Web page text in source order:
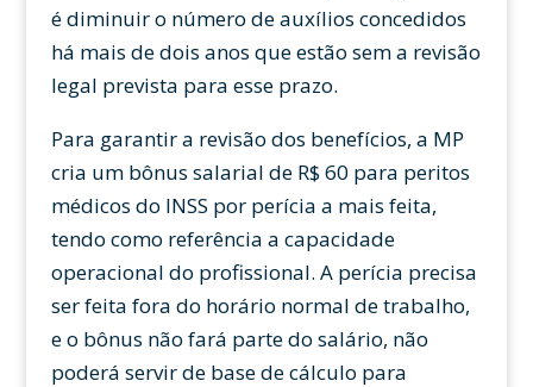
é diminuir o número de auxílios concedidos
há mais de dois anos que estão sem a revisão
legal prevista para esse prazo.
Para garantir a revisão dos benefícios, a MP
cria um bônus salarial de R$ 60 para peritos
médicos do INSS por perícia a mais feita,
tendo como referência a capacidade
operacional do profissional. A perícia precisa
ser feita fora do horário normal de trabalho,
e o bônus não fará parte do salário, não
poderá servir de base de cálculo para